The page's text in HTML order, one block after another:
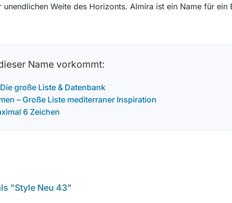
Weite des Horizonts. Almira ist ein Name für
Name vorkommt:
große Liste & Datenbank
– Große Liste mediterraner Inspiration
6 Zeichen
"Style Neu 43"